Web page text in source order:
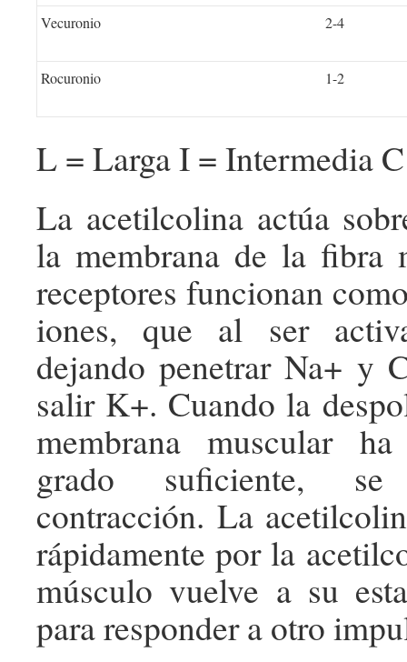
Vecuronio 2-4
Rocuronio 1-2
L = Larga I = Intermedia
La acetilcolina actúa
la membrana de la fibra
receptores funcionan
iones, que al ser
dejando penetrar Na+ y
salir K+. Cuando la
membrana muscular
grado suficiente,
contracción. La
rápidamente por la
músculo vuelve a su
para responder a otro